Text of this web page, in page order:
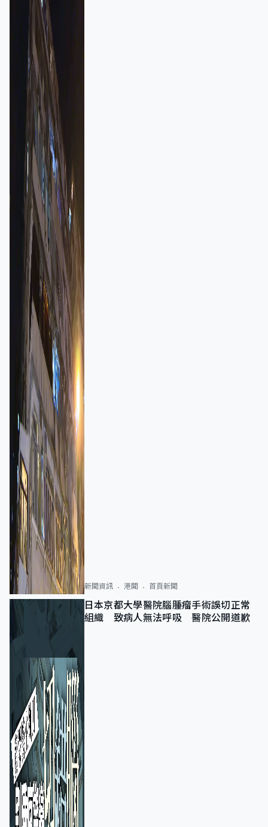
新聞資訊 港聞 首頁新聞
日本京都大學醫院腦腫瘤手術誤切正常
組織 致病人無法呼吸 醫院公開道歉